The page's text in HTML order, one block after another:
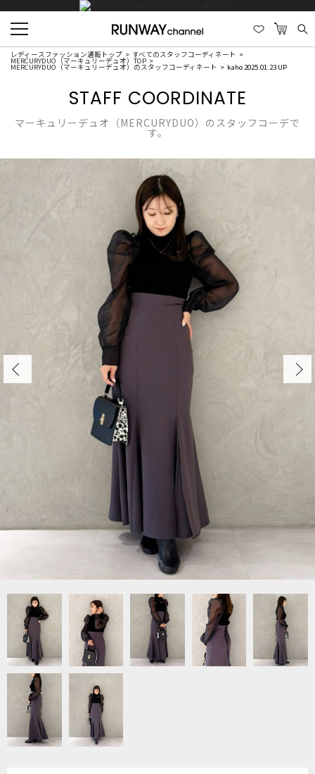
レディースファッション通販トップ すべてのスタッフコーディネート
MERCURYDUO（マーキュリーデュオ）TOP
MERCURYDUO（マーキュリーデュオ）のスタッフコーディネート kaho 2025.01.23 UP
STAFF COORDINATE
マーキュリーデュオ（MERCURYDUO）のスタッフコーデで
す。